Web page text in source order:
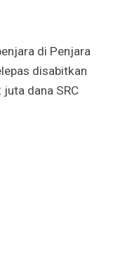
di Penjara
disabitkan
dana SRC